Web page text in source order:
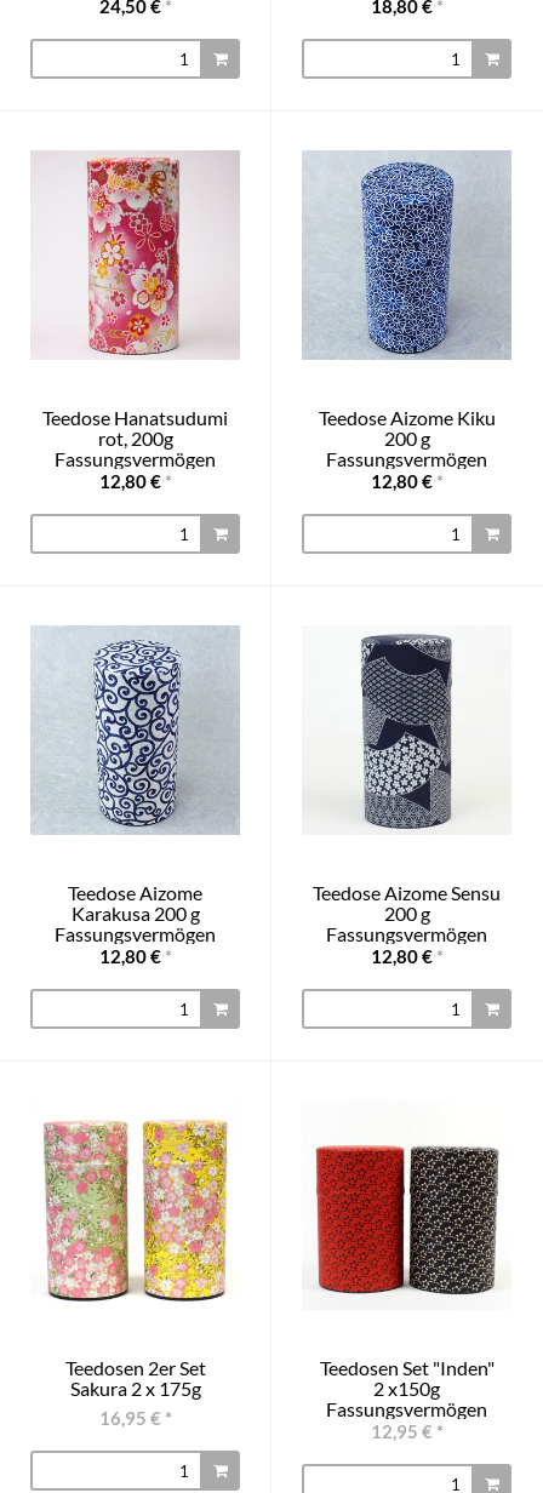
24,50 € * 18,80 € *
Teedose Hanatsudumi
rot, 200g
Fassungsvermögen
12,80 € *
Teedose Aizome Kiku
200 g
Fassungsvermögen
12,80 € *
Teedose Aizome
Karakusa 200 g
Fassungsvermögen
12,80 € *
Teedose Aizome Sensu
200 g
Fassungsvermögen
12,80 € *
Teedosen 2er Set
Sakura 2 x 175g
16,95 € *
Teedosen Set "Inden"
2 x150g
Fassungsvermögen
12,95 € *